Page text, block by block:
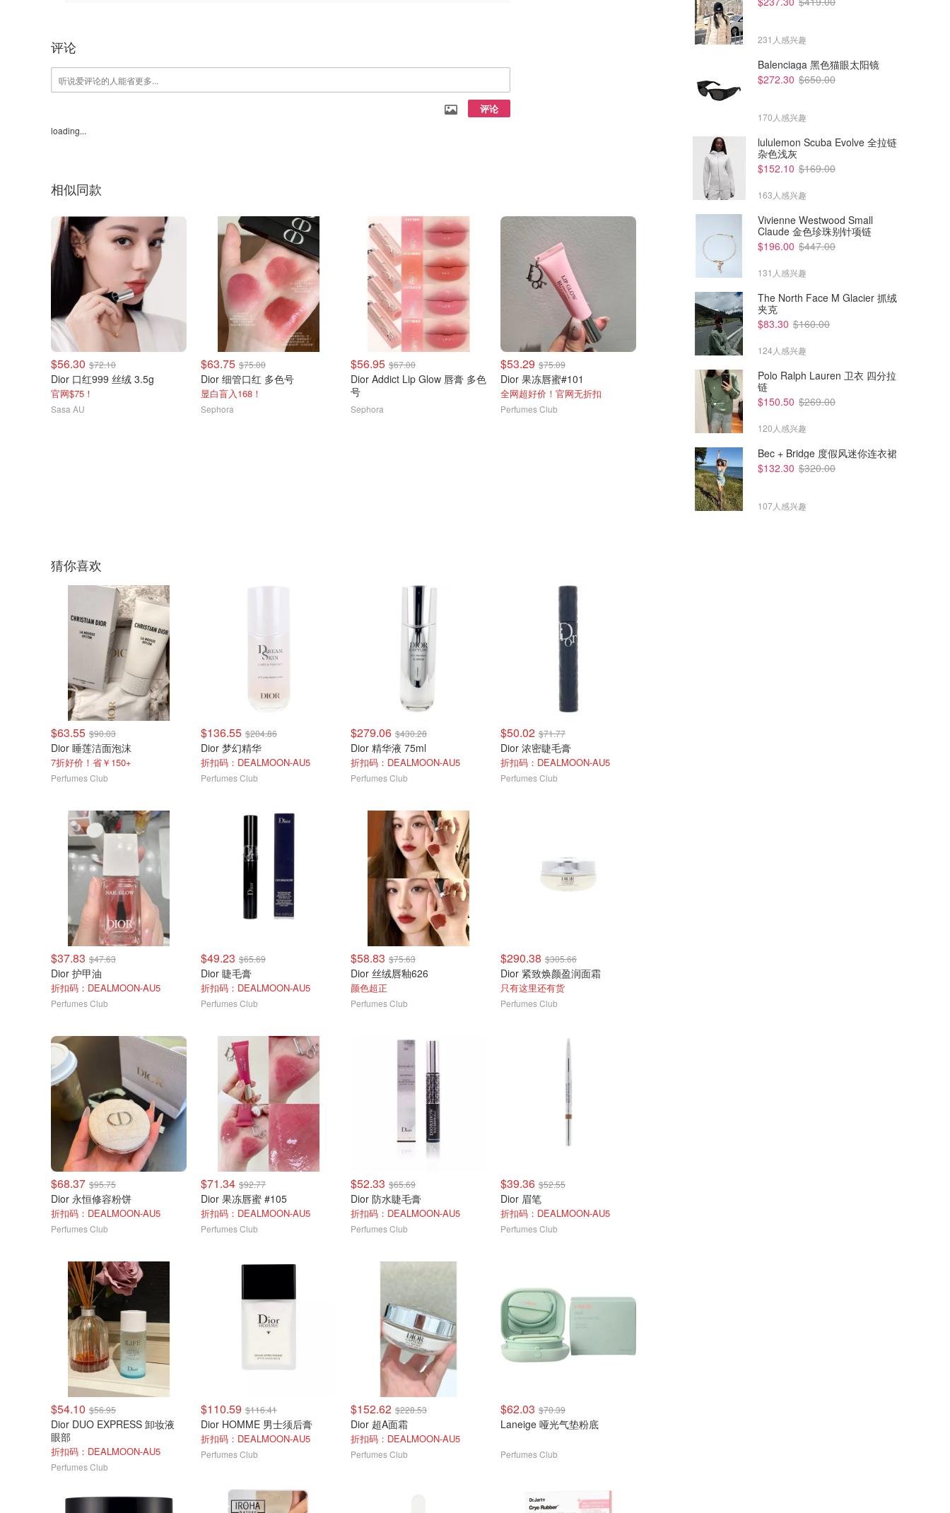
评论
评论
loading...
相似同款
$56.30 $72.10
Dior 口红999 丝绒 3.5g
官网$75！
Sasa AU
$63.75 $75.00
Dior 细管口红 多色号
显白盲入168！
Sephora
$56.95 $67.00
Dior Addict Lip Glow 唇膏 多色
号
Sephora
$53.29 $75.09
Dior 果冻唇蜜#101
全网超好价！官网无折扣
Perfumes Club
Dior 变色唇膏
Jisoo同款！伪素颜神器
Perfumes Club
Shiseido 细闪唇彩
Perfumes Club
猜你喜欢
$63.55 $90.03
Dior 睡莲洁面泡沫
7折好价！省￥150+
Perfumes Club
$136.55 $204.86
Dior 梦幻精华
折扣码：DEALMOON-AU5
Perfumes Club
$279.06 $430.28
Dior 精华液 75ml
折扣码：DEALMOON-AU5
Perfumes Club
$50.02 $71.77
Dior 浓密睫毛膏
折扣码：DEALMOON-AU5
Perfumes Club
$37.83 $47.63
Dior 护甲油
折扣码：DEALMOON-AU5
Perfumes Club
$49.23 $65.69
Dior 睫毛膏
折扣码：DEALMOON-AU5
Perfumes Club
$58.83 $75.63
Dior 丝绒唇釉626
颜色超正
Perfumes Club
$290.38 $305.66
Dior 紧致焕颜盈润面霜
只有这里还有货
Perfumes Club
$68.37 $95.75
Dior 永恒修容粉饼
折扣码：DEALMOON-AU5
Perfumes Club
$71.34 $92.77
Dior 果冻唇蜜 #105
折扣码：DEALMOON-AU5
Perfumes Club
$52.33 $65.69
Dior 防水睫毛膏
折扣码：DEALMOON-AU5
Perfumes Club
$39.36 $52.55
Dior 眉笔
折扣码：DEALMOON-AU5
Perfumes Club
$54.10 $56.95
Dior DUO EXPRESS 卸妆液
眼部
折扣码：DEALMOON-AU5
Perfumes Club
$110.59 $116.41
Dior HOMME 男士须后膏
折扣码：DEALMOON-AU5
Perfumes Club
$152.62 $228.53
Dior 超A面霜
折扣码：DEALMOON-AU5
Perfumes Club
$62.03 $70.39
Laneige 哑光气垫粉底
Perfumes Club
231人感兴趣
Balenciaga 黑色猫眼太阳镜
$272.30 $650.00
170人感兴趣
lululemon Scuba Evolve 全拉链
杂色浅灰
$152.10 $169.00
163人感兴趣
Vivienne Westwood Small
Claude 金色珍珠别针项链
$196.00 $447.00
131人感兴趣
The North Face M Glacier 抓绒
夹克
$83.30 $160.00
124人感兴趣
Polo Ralph Lauren 卫衣 四分拉
链
$150.50 $269.00
120人感兴趣
Bec + Bridge 度假风迷你连衣裙
$132.30 $320.00
107人感兴趣